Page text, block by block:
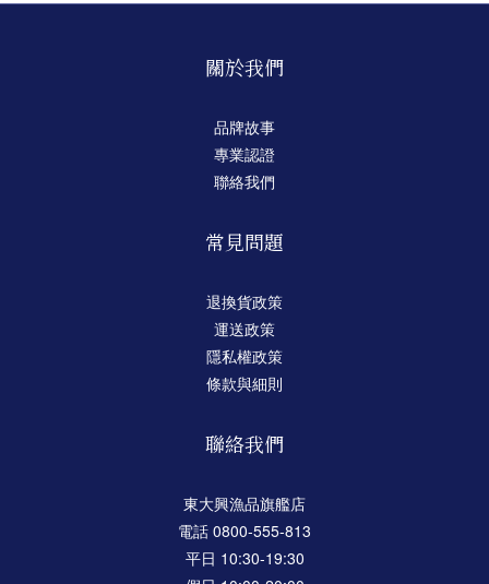
關於我們
品牌故事
專業認證
聯絡我們
常見問題
退換貨政策
運送政策
隱私權政策
條款與細則
聯絡我們
東大興漁品旗艦店
電話 0800-555-813
平日 10:30-19:30